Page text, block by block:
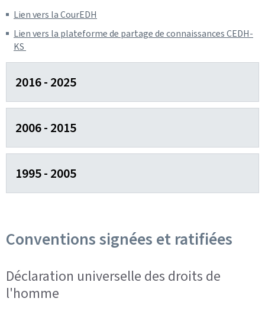
Lien vers la CourEDH
Lien vers la plateforme de partage de connaissances CEDH-
KS
2016 - 2025
2006 - 2015
1995 - 2005
Conventions signées et ratifiées
Déclaration universelle des droits de
l'homme